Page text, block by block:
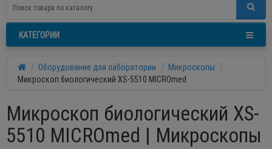
КАТЕГОРИИ
Оборудование для лаборатории
Микроскопы
Микроскоп биологический XS-5510 MICROmed
Микроскоп биологический XS-
5510 MICROmed | Микроскопы